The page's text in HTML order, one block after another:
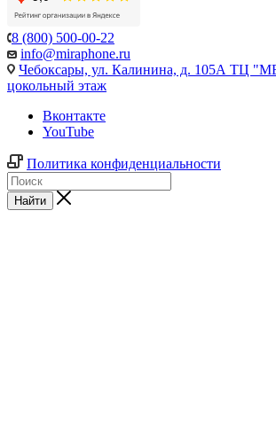
8 (800) 500-00-22
info@miraphone.ru
Чебоксары, ул. Калинина, д. 105А ТЦ
цокольный этаж
Вконтакте
YouTube
Политика конфиденциальности
Найти